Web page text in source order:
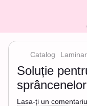
Catalog
Soluție
Lasa-ți un comentariu